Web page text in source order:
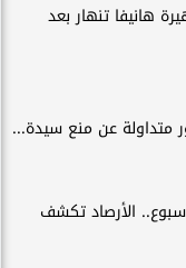
هانيفا تنهار بعد
عن منع سيدة...
الأرصاد تكشف